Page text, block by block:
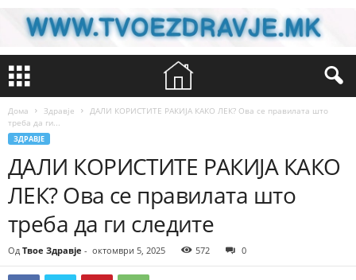
Дома Здравје
ДАЛИ КОРИСТИТЕ РАКИЈА КАКО ЛЕК? Ова се правилата што
треба да ги...
ЗДРАВЈЕ
ДАЛИ КОРИСТИТЕ РАКИЈА КАКО
ЛЕК? Ова се правилата што
треба да ги следите
Од Твое Здравје - октомври 5, 2025 572 0